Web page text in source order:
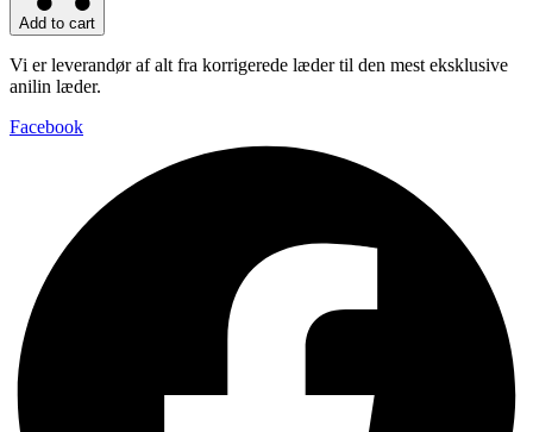
antal
Add to cart
Vi er leverandør af alt fra korrigerede læder til den mest eksklusive
anilin læder.
Facebook